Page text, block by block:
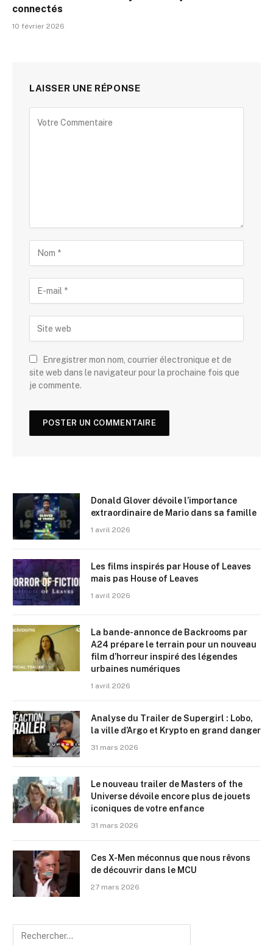
connectés
10 février 2026
LAISSER UNE RÉPONSE
Enregistrer mon nom, courrier électronique et de
site web dans le navigateur pour la prochaine fois que
je commente.
Donald Glover dévoile l’importance
extraordinaire de Mario dans sa famille
1 avril 2026
Les films inspirés par House of Leaves
mais pas House of Leaves
1 avril 2026
La bande-annonce de Backrooms par
A24 prépare le terrain pour un nouveau
film d’horreur inspiré des légendes
urbaines numériques
1 avril 2026
Analyse du Trailer de Supergirl : Lobo,
la ville d’Argo et Krypto en grand danger
31 mars 2026
Le nouveau trailer de Masters of the
Universe dévoile encore plus de jouets
iconiques de votre enfance
31 mars 2026
Ces X-Men méconnus que nous rêvons
de découvrir dans le MCU
27 mars 2026